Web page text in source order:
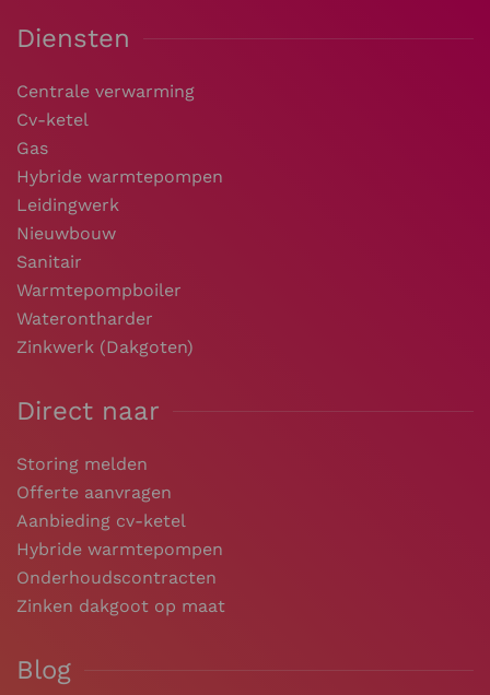
Diensten
Centrale verwarming
Cv-ketel
Gas
Hybride warmtepompen
Leidingwerk
Nieuwbouw
Sanitair
Warmtepompboiler
Waterontharder
Zinkwerk (Dakgoten)
Direct naar
Storing melden
Offerte aanvragen
Aanbieding cv-ketel
Hybride warmtepompen
Onderhoudscontracten
Zinken dakgoot op maat
Blog